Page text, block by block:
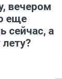
вечером
еще
сейчас, а